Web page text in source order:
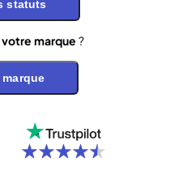
statuts
marque ?
marque